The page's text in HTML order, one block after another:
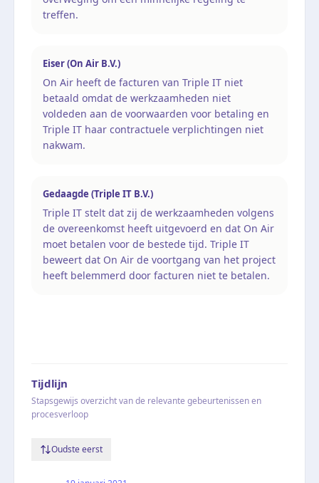
treffen.
Eiser (On Air B.V.)
On Air heeft de facturen van Triple IT niet
betaald omdat de werkzaamheden niet
voldeden aan de voorwaarden voor betaling en
Triple IT haar contractuele verplichtingen niet
nakwam.
Gedaagde (Triple IT B.V.)
Triple IT stelt dat zij de werkzaamheden volgens
de overeenkomst heeft uitgevoerd en dat On Air
moet betalen voor de bestede tijd. Triple IT
beweert dat On Air de voortgang van het project
heeft belemmerd door facturen niet te betalen.
Tijdlijn
Stapsgewijs overzicht van de relevante gebeurtenissen en
procesverloop
Oudste eerst